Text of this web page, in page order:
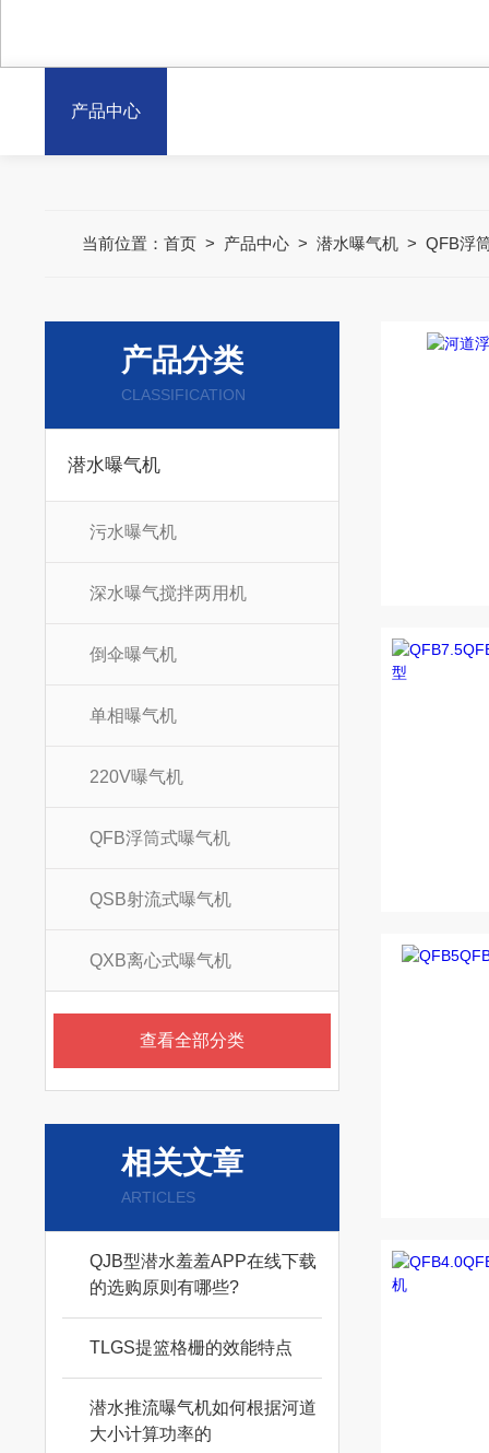
产品中心
当前位置： 首页> 产品中心> 潜水曝气机> QFB浮
产品分类
CLASSIFICATION
潜水曝气机
污水曝气机
深水曝气搅拌两用机
倒伞曝气机
单相曝气机
220V曝气机
QFB浮筒式曝气机
QSB射流式曝气机
QXB离心式曝气机
查看全部分类
相关文章
ARTICLES
QJB型潜水羞羞APP在线下载
的选购原则有哪些?
TLGS提篮格栅的效能特点
潜水推流曝气机如何根据河道
大小计算功率的